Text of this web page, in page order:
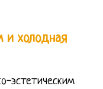
и холодная
эстетическим